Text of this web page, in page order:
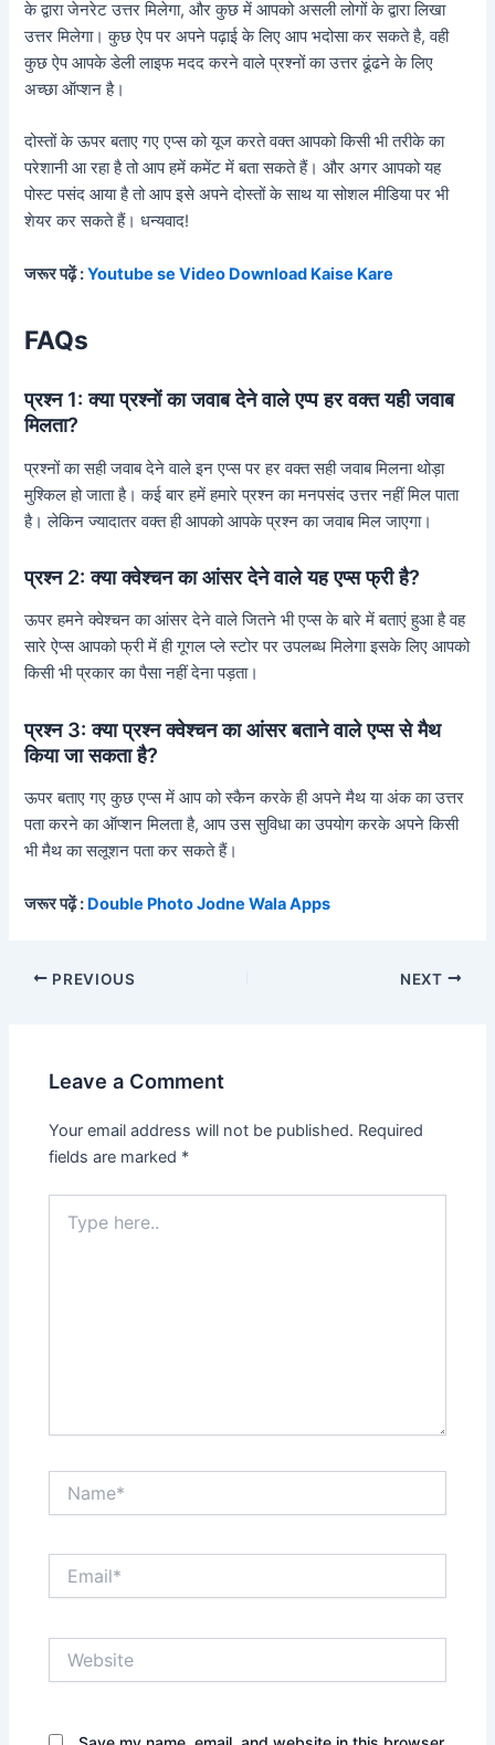
के द्वारा जेनरेट उत्तर मिलेगा, और कुछ में आपको असली लोगों के द्वारा लिखा
उत्तर मिलेगा। कुछ ऐप पर अपने पढ़ाई के लिए आप भदोसा कर सकते है, वही
कुछ ऐप आपके डेली लाइफ मदद करने वाले प्रश्नों का उत्तर ढूंढने के लिए
अच्छा ऑप्शन है।
दोस्तों के ऊपर बताए गए एप्स को यूज करते वक्त आपको किसी भी तरीके का
परेशानी आ रहा है तो आप हमें कमेंट में बता सकते हैं। और अगर आपको यह
पोस्ट पसंद आया है तो आप इसे अपने दोस्तों के साथ या सोशल मीडिया पर भी
शेयर कर सकते हैं। धन्यवाद!
जरूर पढ़ें :Youtube se Video Download Kaise Kare
FAQs
प्रश्न 1: क्या प्रश्नों का जवाब देने वाले एप्प हर वक्त यही जवाब
मिलता?
प्रश्नों का सही जवाब देने वाले इन एप्स पर हर वक्त सही जवाब मिलना थोड़ा
मुश्किल हो जाता है। कई बार हमें हमारे प्रश्न का मनपसंद उत्तर नहीं मिल पाता
है। लेकिन ज्यादातर वक्त ही आपको आपके प्रश्न का जवाब मिल जाएगा।
प्रश्न 2: क्या क्वेश्चन का आंसर देने वाले यह एप्स फ्री है?
ऊपर हमने क्वेश्चन का आंसर देने वाले जितने भी एप्स के बारे में बताएं हुआ है वह
सारे ऐप्स आपको फ्री में ही गूगल प्ले स्टोर पर उपलब्ध मिलेगा इसके लिए आपको
किसी भी प्रकार का पैसा नहीं देना पड़ता।
प्रश्न 3: क्या प्रश्न क्वेश्चन का आंसर बताने वाले एप्स से मैथ
किया जा सकता है?
ऊपर बताए गए कुछ एप्स में आप को स्कैन करके ही अपने मैथ या अंक का उत्तर
पता करने का ऑप्शन मिलता है, आप उस सुविधा का उपयोग करके अपने किसी
भी मैथ का सलूशन पता कर सकते हैं।
जरूर पढ़ें : Double Photo Jodne Wala Apps
PREVIOUS NEXT
Leave a Comment
Your email address will not be published. Required
fields are marked *
here..